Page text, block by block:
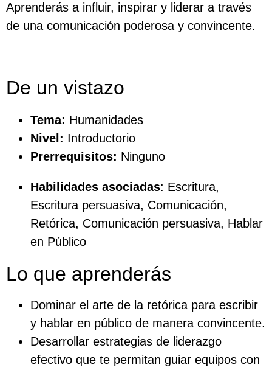
Aprenderás a influir, inspirar y liderar a través
de una comunicación poderosa y convincente.
De un vistazo
Tema: Humanidades
Nivel: Introductorio
Prerrequisitos: Ninguno
Habilidades asociadas: Escritura,
Escritura persuasiva, Comunicación,
Retórica, Comunicación persuasiva, Hablar
en Público
Lo que aprenderás
Dominar el arte de la retórica para escribir
y hablar en público de manera convincente.
Desarrollar estrategias de liderazgo
efectivo que te permitan guiar equipos con